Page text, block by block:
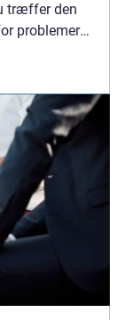
træffer den
problemer i